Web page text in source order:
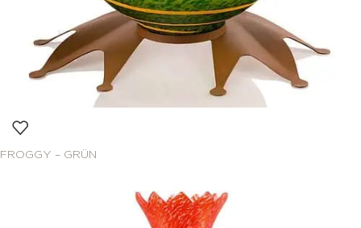
FROGGY – GRÜN